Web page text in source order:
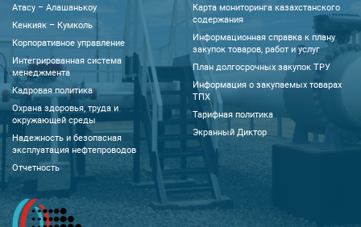
Атасу – Алашанькоу
Кенкияк – Кумколь
Корпоративное управление
Интегрированная система
менеджмента
Кадровая политика
Охрана здоровья, труда и
окружающей среды
Надежность и безопасная
эксплуатация нефтепроводов
Отчетность
Карта мониторинга казахстанского
содержания
Информационная справка к плану
закупок товаров, работ и услуг
План долгосрочных закупок ТРУ
Информация о закупаемых товарах
ТПХ
Тарифная политика
Экранный Диктор